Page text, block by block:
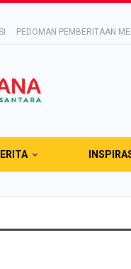
PEDOMAN PEMBERITAAN